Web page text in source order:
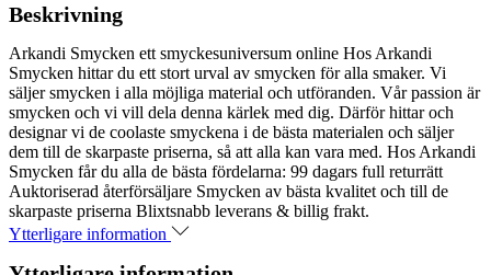
Beskrivning
Arkandi Smycken ett smyckesuniversum online Hos Arkandi
Smycken hittar du ett stort urval av smycken för alla smaker. Vi
säljer smycken i alla möjliga material och utföranden. Vår passion är
smycken och vi vill dela denna kärlek med dig. Därför hittar och
designar vi de coolaste smyckena i de bästa materialen och säljer
dem till de skarpaste priserna, så att alla kan vara med. Hos Arkandi
Smycken får du alla de bästa fördelarna: 99 dagars full returrätt
Auktoriserad återförsäljare Smycken av bästa kvalitet och till de
skarpaste priserna Blixtsnabb leverans & billig frakt.
Ytterligare information